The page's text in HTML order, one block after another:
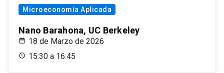
Microeconomía Aplicada
Nano Barahona, UC Berkeley
18 de Marzo de 2026
15:30 a 16:45